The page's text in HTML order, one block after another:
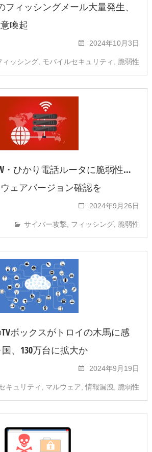
フィッシングメール大量発生、
喚起
2024年10月3日
ィッシング モバイルセキュリティ 脆弱性
・ひかり電話ルータに脆弱性…
ェアバージョン確認を
2024年9月26日
サイバー攻撃 フィッシング 脆弱性
ボックスがトロイの木馬に感
、130万台に拡大か
2024年9月19日
キュリティ マルウェア ,情報漏洩 脆弱性